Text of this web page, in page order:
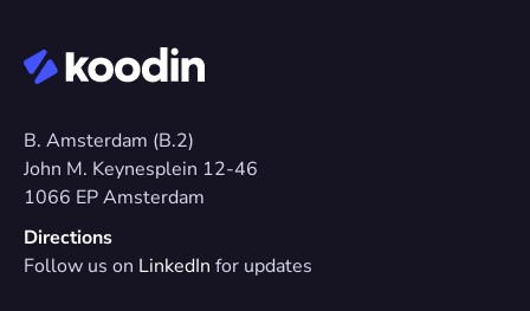
B. Amsterdam (B.2)
John M. Keynesplein 12-46
1066 EP Amsterdam
Directions
Follow us on LinkedIn for updates